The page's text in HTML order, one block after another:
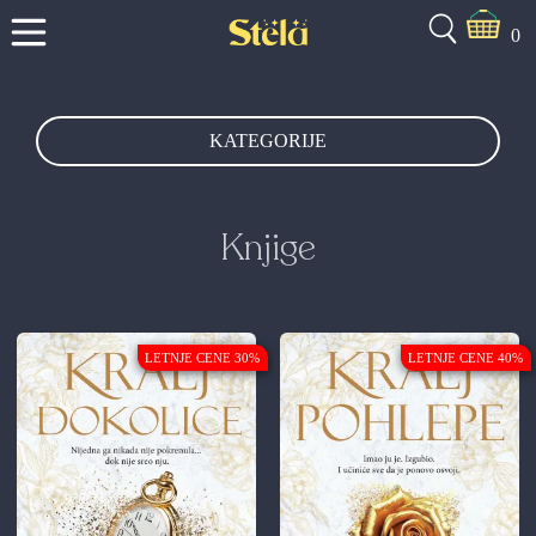
0
KATEGORIJE
Knjige
LETNJE CENE 30% LETNJE CENE 40%